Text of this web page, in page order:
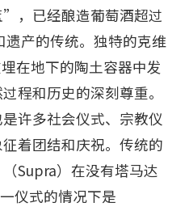
，已经酿造葡萄酒超过
产的传统。独特的克维
在地下的陶土容器中发
程和历史的深刻尊重。
许多社会仪式、宗教仪
着团结和庆祝。传统的
Supra）在没有塔马达
仪式的情况下是